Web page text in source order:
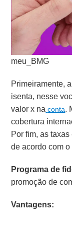
meu_BMG
Primeiramente,
isenta, nesse
valor x na conta.
cobertura
Por fim, as
de acordo com
Programa de
promoção de
Vantagens: